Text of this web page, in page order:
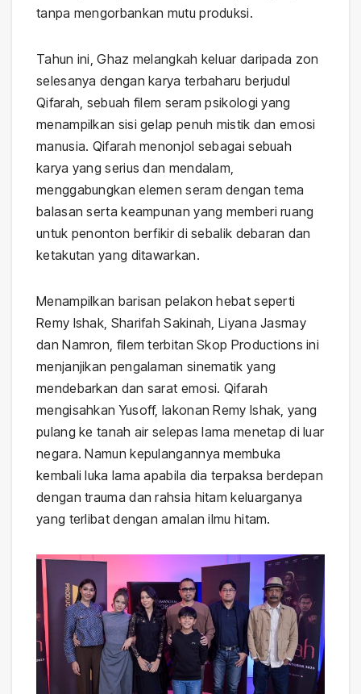
tanpa mengorbankan mutu produksi.
Tahun ini, Ghaz melangkah keluar daripada zon
selesanya dengan karya terbaharu berjudul
Qifarah, sebuah filem seram psikologi yang
menampilkan sisi gelap penuh mistik dan emosi
manusia. Qifarah menonjol sebagai sebuah
karya yang serius dan mendalam,
menggabungkan elemen seram dengan tema
balasan serta keampunan yang memberi ruang
untuk penonton berfikir di sebalik debaran dan
ketakutan yang ditawarkan.
Menampilkan barisan pelakon hebat seperti
Remy Ishak, Sharifah Sakinah, Liyana Jasmay
dan Namron, filem terbitan Skop Productions ini
menjanjikan pengalaman sinematik yang
mendebarkan dan sarat emosi. Qifarah
mengisahkan Yusoff, lakonan Remy Ishak, yang
pulang ke tanah air selepas lama menetap di luar
negara. Namun kepulangannya membuka
kembali luka lama apabila dia terpaksa berdepan
dengan trauma dan rahsia hitam keluarganya
yang terlibat dengan amalan ilmu hitam.